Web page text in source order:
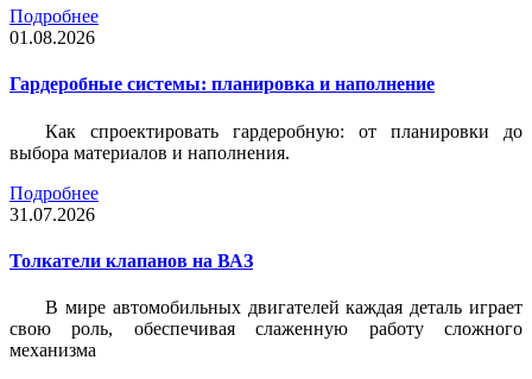
Подробнее
01.08.2026
Гардеробные системы: планировка и наполнение
Как спроектировать гардеробную: от планировки до
выбора материалов и наполнения.
Подробнее
31.07.2026
Толкатели клапанов на ВАЗ
В мире автомобильных двигателей каждая деталь играет
свою роль, обеспечивая слаженную работу сложного
механизма